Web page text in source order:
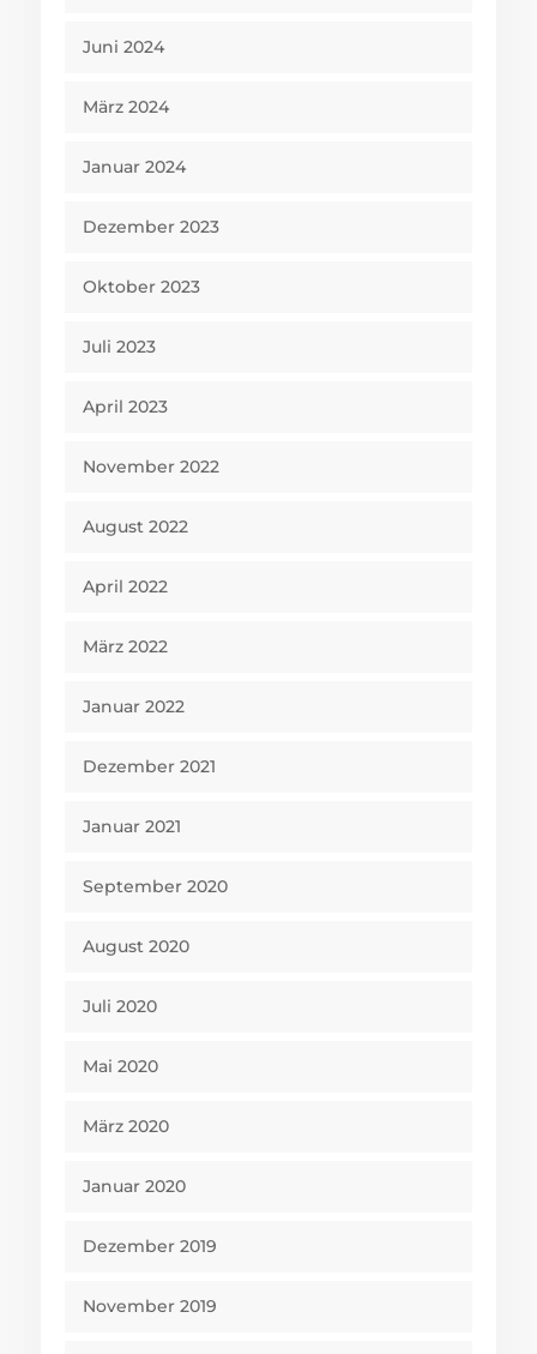
Juni 2024
März 2024
Januar 2024
Dezember 2023
Oktober 2023
Juli 2023
April 2023
November 2022
August 2022
April 2022
März 2022
Januar 2022
Dezember 2021
Januar 2021
September 2020
August 2020
Juli 2020
Mai 2020
März 2020
Januar 2020
Dezember 2019
November 2019